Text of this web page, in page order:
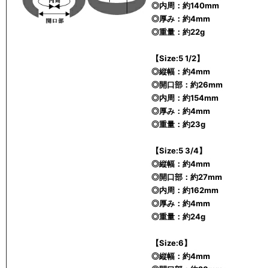
◎内周：約140mm
◎厚み：約4mm
◎重量：約22g
【Size:5 1/2】
◎縦幅：約4mm
◎開口部：約26mm
◎内周：約154mm
◎厚み：約4mm
◎重量：約23g
【Size:5 3/4】
◎縦幅：約4mm
◎開口部：約27mm
◎内周：約162mm
◎厚み：約4mm
◎重量：約24g
【Size:6】
◎縦幅：約4mm